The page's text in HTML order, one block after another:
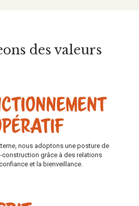
des valeurs
nous adoptons une posture de
grâce à des relations
et la bienveillance.